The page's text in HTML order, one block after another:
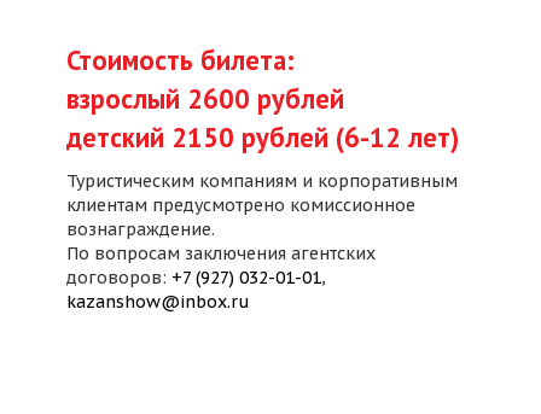
Стоимость билета:
взрослый 2600 рублей
детский 2150 рублей (6-12 лет)
Туристическим компаниям и корпоративным
клиентам предусмотрено комиссионное
вознаграждение.
По вопросам заключения агентских
договоров: +7 (927) 032-01-01,
kazanshow@inbox.ru